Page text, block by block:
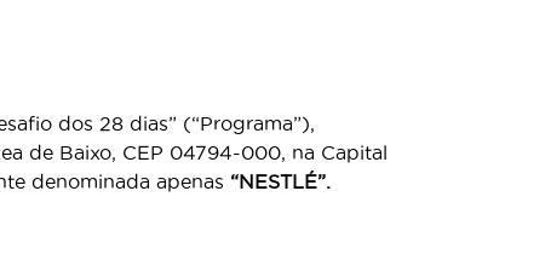
dos 28 dias” (“Programa”),
de Baixo, CEP 04794-000, na Capital
denominada apenas “NESTLÉ”.